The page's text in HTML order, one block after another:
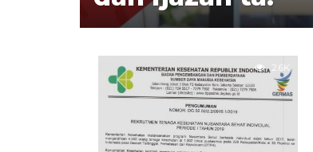
2.6K